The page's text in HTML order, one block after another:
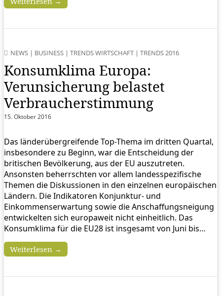
NEWS | BUSINESS | TRENDS WIRTSCHAFT | TRENDS 2016
Konsumklima Europa:
Verunsicherung belastet
Verbraucherstimmung
15. Oktober 2016
Das länderübergreifende Top-Thema im dritten Quartal,
insbesondere zu Beginn, war die Entscheidung der
britischen Bevölkerung, aus der EU auszutreten.
Ansonsten beherrschten vor allem landesspezifische
Themen die Diskussionen in den einzelnen europäischen
Ländern. Die Indikatoren Konjunktur- und
Einkommenserwartung sowie die Anschaffungsneigung
entwickelten sich europaweit nicht einheitlich. Das
Konsumklima für die EU28 ist insgesamt von Juni bis…
Weiterlesen →